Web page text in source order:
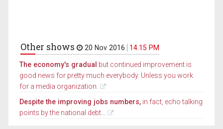
Other shows 20 Nov 2016 14.15 PM
The economy's gradual but continued improvement is
good news for pretty much everybody. Unless you work
for a media organization.
Despite the improving jobs numbers, in fact, echo talking
points by the national debt...